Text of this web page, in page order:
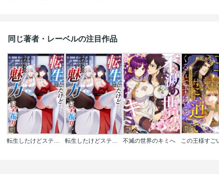
同じ著者・レーベルの注目作品
不滅の世界のキミへ